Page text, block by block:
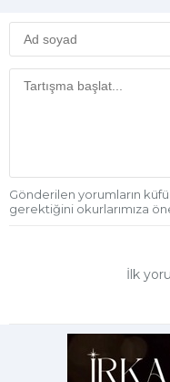
Gönderilen yorumların
gerektiğini okurlarımıza
İlk